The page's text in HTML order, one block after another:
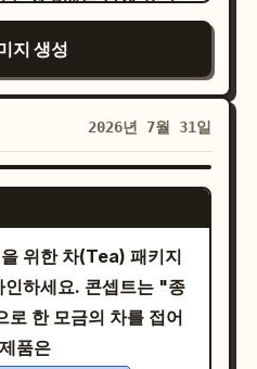
트는 모두 더 날카롭고
품질로 표현되어야 합
율을 강화하세요. 제
트 위치, 브랜드 조합
트 및 시각적 리듬을 통
정교한 하이엔드 미식
져야 합니다. 음식, 텍
욱 일관되고 성숙하며
출된 느낌을 주어야 합
낀 계곡을 배경으로 한
헤드라인 '잔 속에 담긴
이유': 건엽, 엽저, 맑
샷, '풍미 프로필: 실
함. 3. '산지 및 원재
면과 수확 세부 정보,
표시자. 4. '생산 공정':
백자 개완, 숙우, 찻물
사실적인 장면; 온도와
장 및 사양': 상자, 2개
x 2캔' 라벨을 명확하
약간과 물 자국, 부드러
져 있습니다. 전체적
절제된 고급 과일 통조
유리 굴절, 사실적인 과
을 표현합니다. 세로형
: 브랜드명:
명: 황도 통조림 영어 부
IN SYRUP 슬로건:
았습니다
지 생성
2026년 7월 31일
GPT IMAGE 2
위한 차(Tea) 패키지
인하세요. 콘셉트는 "종
로 한 모금의 차를 접어
품은